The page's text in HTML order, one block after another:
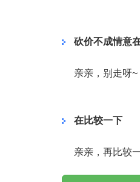
砍价不成情意
亲亲，别走呀
在比较一下
亲亲，再比较